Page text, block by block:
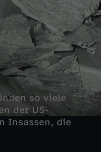
so viele
der US-
Insassen, die